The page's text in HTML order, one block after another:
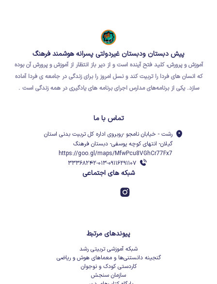
پیش دبستان ودبستان غیردولتی پسرانه هوشمند فرهنگ
آموزش و پرورش، کلید فتح آینده است و از دیر باز انتظار از آموزش و پرورش آن بوده
کهانسان های فردا را تربیت کند و نسل امروز را برایزندگی در جامعه ی فردا آماده
سازد. یکی از برنامه‌های مدارس اجرای برنامه های یادگیری در همه زندگی است .
تماس با ما
رشت - خیابان نامجو -روبروی اداره کل تربیت بدنی استان
گیلان- انتهای کوچه یوسفی- دبستان فرهنگ
https://goo.gl/maps/MfwPcu8VGhCr77Fx7
۳۳۳۶۸۲۴۲-۰۱۳-۰۹۱۱۶۲۹۱۱۰۷
شبکه های اجتماعی
پیوندهای مرتبط
شبکه آموزشی تربیتی رشد
گنجینه دانستنی‌ها و معماهای هوش و ریاضی
کاردستی کودک و نوجوان
سازمان سنجش